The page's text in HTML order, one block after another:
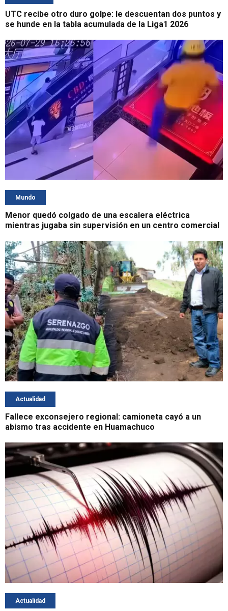
UTC recibe otro duro golpe: le descuentan dos puntos y
se hunde en la tabla acumulada de la Liga1 2026
Mundo
Menor quedó colgado de una escalera eléctrica
mientras jugaba sin supervisión en un centro comercial
Actualidad
Fallece exconsejero regional: camioneta cayó a un
abismo tras accidente en Huamachuco
Actualidad